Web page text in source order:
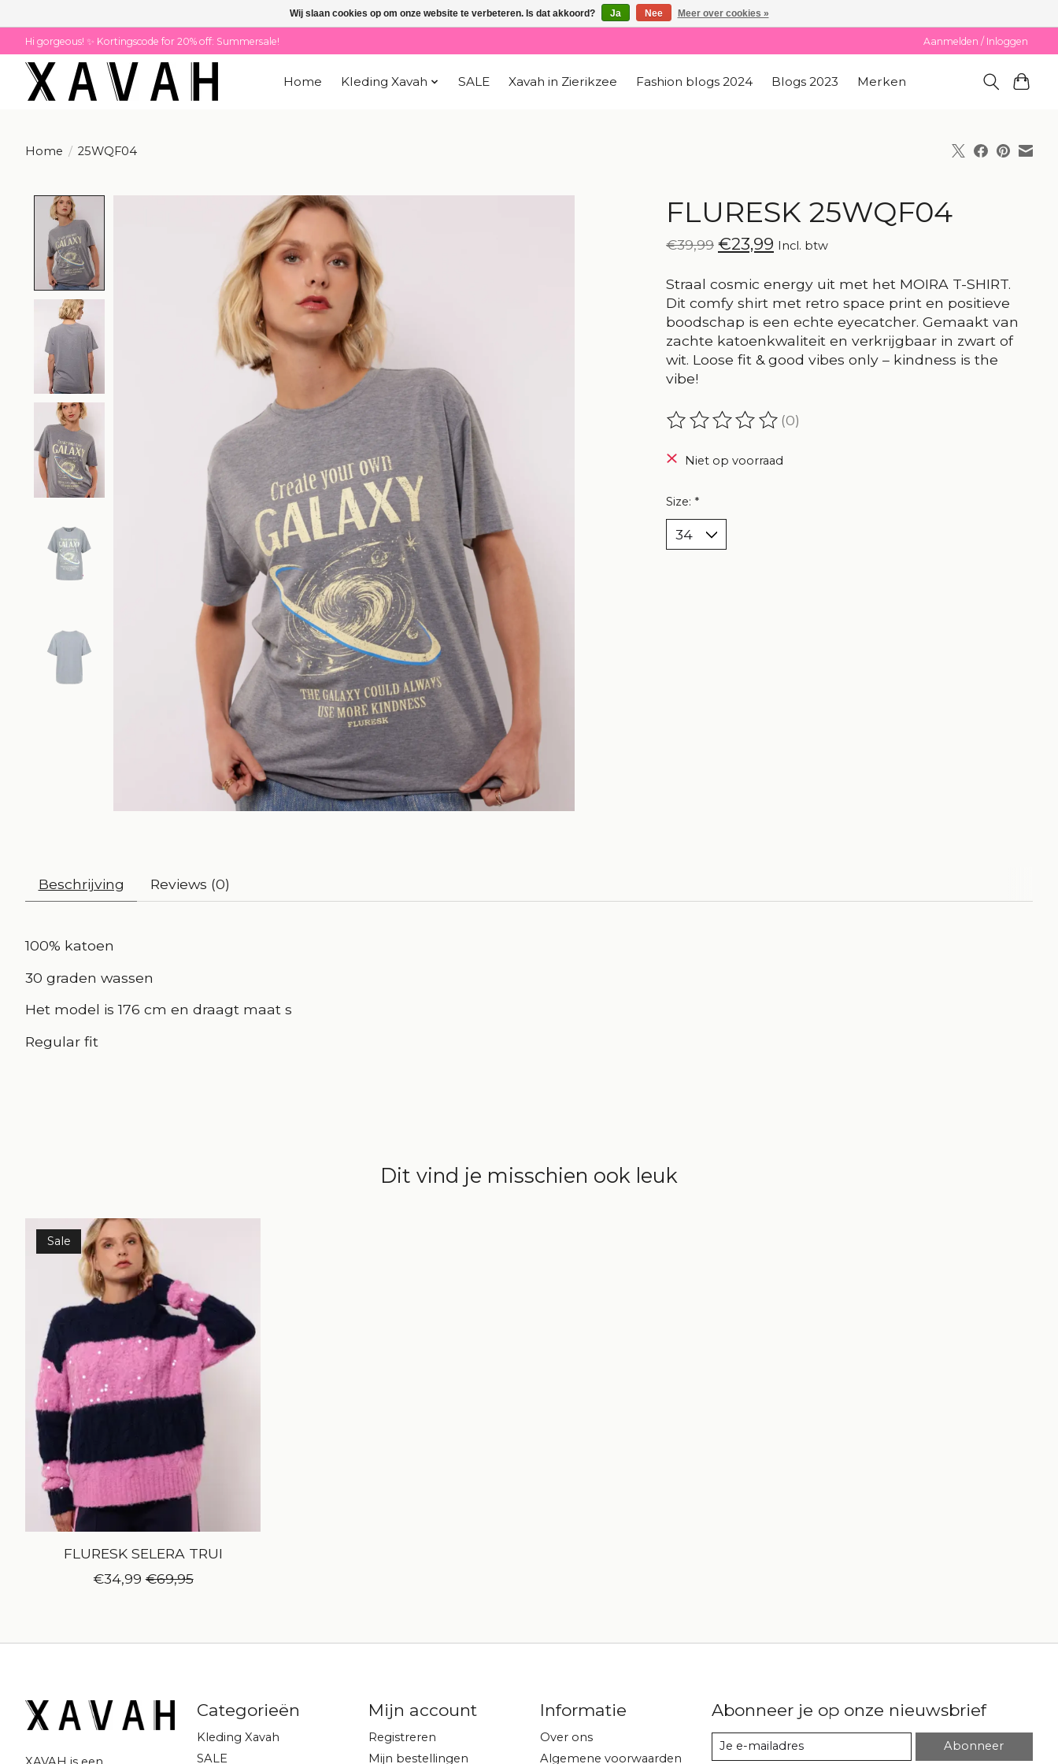
Hi gorgeous! ✨ Kortingscode for 20% off: Summersale! Aanmelden / Inloggen
Home Kleding Xavah SALE Xavah in Zierikzee Fashion blogs 2024 Blogs 2023 Merken
Home / 25WQF04
Product image slideshow Items FLURESK 25WQF04
€39,99 €23,99 Incl. btw
Straal cosmic energy uit met het MOIRA T-SHIRT.
Dit comfy shirt met retro space print en positieve
boodschap is een echte eyecatcher. Gemaakt van
zachte katoenkwaliteit en verkrijgbaar in zwart of
wit. Loose fit & good vibes only – kindness is the
vibe!
De beoordeling van dit product is
(0)
Niet op voorraad
Size: *
Beschrijving Reviews (0)
100% katoen
30 graden wassen
Het model is 176 cm en draagt maat s
Regular fit
Dit vind je misschien ook leuk
Items van productcarrousel
Sale
FLURESK SELERA TRUI
€34,99 €69,95
Categorieën
Kleding Xavah
SALE
Mijn account
Registreren
Mijn bestellingen
Informatie
Over ons
Algemene voorwaarden
Abonneer je op onze nieuwsbrief
Abonneer
Wij slaan cookies op om onze website te verbeteren. Is dat akkoord? Ja Nee Meer over cookies »